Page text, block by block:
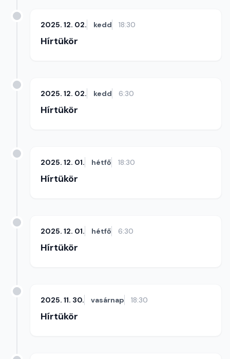
2025. 12. 02. kedd 18:30
Hírtükör
2025. 12. 02. kedd 6:30
Hírtükör
2025. 12. 01. hétfő 18:30
Hírtükör
2025. 12. 01. hétfő 6:30
Hírtükör
2025. 11. 30. vasárnap 18:30
Hírtükör